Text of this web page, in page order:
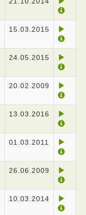
15.03.2015
24.05.2015
20.02.2009
13.03.2016
01.03.2011
26.06.2009
10.03.2014